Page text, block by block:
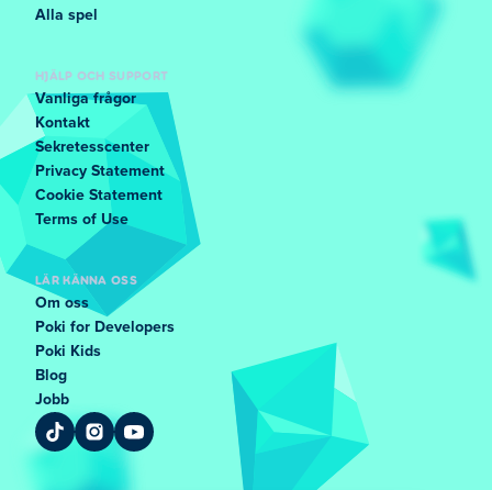
Alla spel
HJÄLP OCH SUPPORT
Vanliga frågor
Kontakt
Sekretesscenter
Privacy Statement
Cookie Statement
Terms of Use
LÄR KÄNNA OSS
Om oss
Poki for Developers
Poki Kids
Blog
Jobb